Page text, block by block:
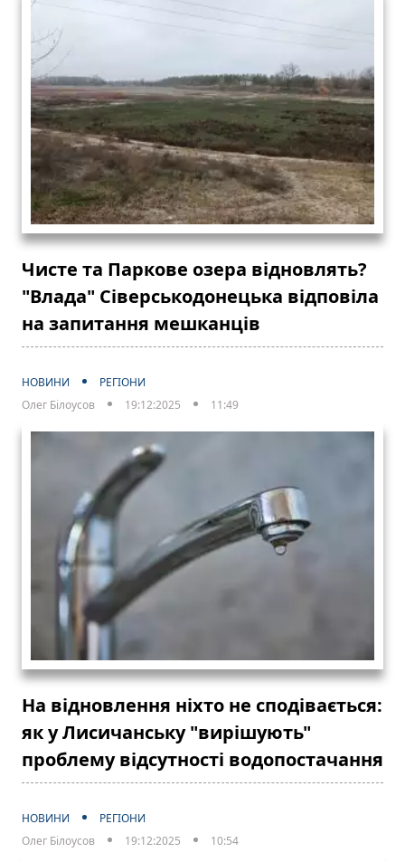
Чисте та Паркове озера відновлять?
"Влада" Сіверськодонецька відповіла
на запитання мешканців
НОВИНИ
РЕГІОНИ
Олег Білоусов
19:12:2025 11:49
На відновлення ніхто не сподівається:
як у Лисичанську "вирішують"
проблему відсутності водопостачання
НОВИНИ
РЕГІОНИ
Олег Білоусов
19:12:2025 10:54